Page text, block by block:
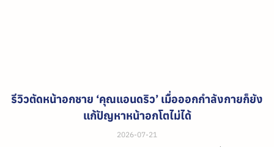
รีวิวตัดหน้าอกชาย ‘คุณแอนดริว’ เมื่อออกกำลังกายก็ยัง
แก้ปัญหาหน้าอกโตไม่ได้
2026-07-21